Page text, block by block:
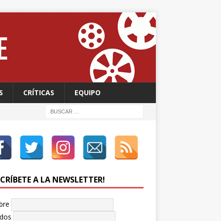
CRÍTICAS EQUIPO
A LA NEWSLETTER!